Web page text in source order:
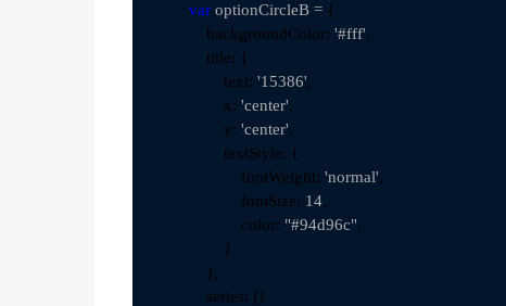
var optionCircleB = {
            backgroundColor:
'#fff',
            title: {
                text:
'15386',
                x:
'center',
                y:
'center',
                textStyle: {
                    fontWeight:
'normal',
                    fontSize:
14,
                    color:
"#94d96c",
                }
            },
            series: [{